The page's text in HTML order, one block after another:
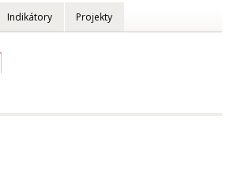
Indikátory Projekty